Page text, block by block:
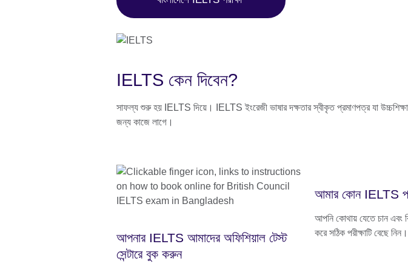
IELTS কেন দিবেন?
সাফল্য শুরু হয় IELTS দিয়ে। IELTS ইংরেজী ভাষার দক্ষতার স্বীকৃত প্রমাণপত্র যা
জন্য কাজে লাগে।
আপনার IELTS আমাদের অফিশিয়াল টেস্ট
সেন্টারে বুক করুন
আমার কোন IELTS
আপনি কোথায় যেতে চান এবং
করে সঠিক পরীক্ষাটি বেছে নিন।